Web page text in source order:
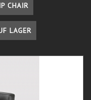
CHAIR
LAGER